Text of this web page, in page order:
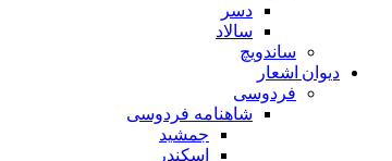
دسر
سالاد
ساندویچ
دیوان اشعار
فردوسی
شاهنامه فردوسی
جمشید
اسکندر